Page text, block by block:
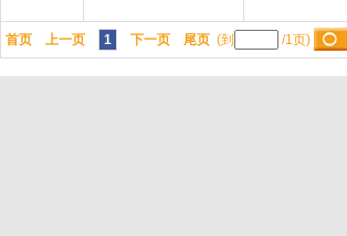
首页 上一页 1 下一页 尾页 (到 /1页)